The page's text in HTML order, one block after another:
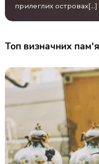
прилеглих островах[...]
Топ визначних